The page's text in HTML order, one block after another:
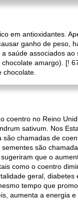
em antioxidantes.
ganho de peso,
saúde associados ao
amargo). [!
chocolate.
coentro no Reino
sativum. Nos
são chamadas de
são
que o
como o coentro
geral, diabetes
tempo que
aumenta a energia e